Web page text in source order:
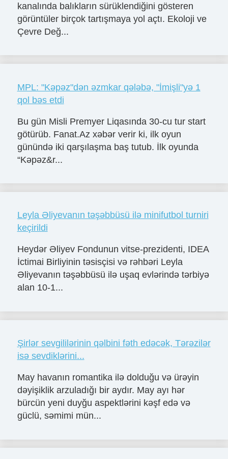
kanalında balıkların sürüklendiğini gösteren
görüntüler birçok tartışmaya yol açtı. Ekoloji ve
Çevre Değ...
MPL: "Kəpəz"dən əzmkar qələbə, "İmişli"yə 1
qol bəs etdi
Bu gün Misli Premyer Liqasında 30-cu tur start
götürüb. Fanat.Az xəbər verir ki, ilk oyun
günündə iki qarşılaşma baş tutub. İlk oyunda
“Kəpəz&r...
Leyla Əliyevanın təşəbbüsü ilə minifutbol turniri
keçirildi
Heydər Əliyev Fondunun vitse-prezidenti, IDEA
İctimai Birliyinin təsisçisi və rəhbəri Leyla
Əliyevanın təşəbbüsü ilə uşaq evlərində tərbiyə
alan 10-1...
Şirlər sevgililərinin qəlbini fəth edəcək, Tərəzilər
isə sevdiklərini...
May havanın romantika ilə dolduğu və ürəyin
dəyişiklik arzuladığı bir aydır. May ayı hər
bürcün yeni duyğu aspektlərini kəşf edə və
güclü, səmimi mün...